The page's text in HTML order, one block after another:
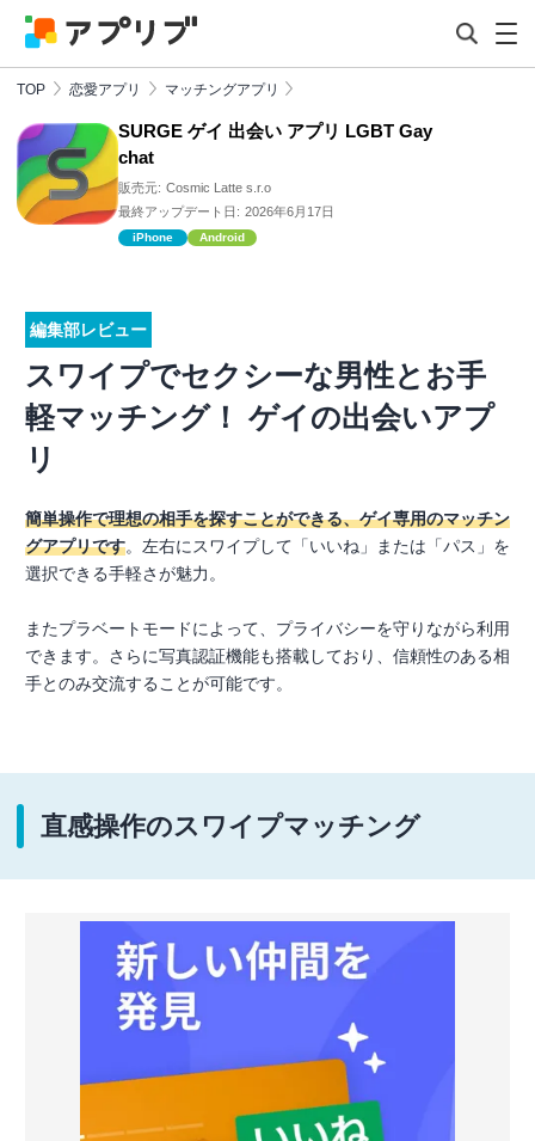
TOP 恋愛アプリ マッチングアプリ
SURGE ゲイ 出会い アプリ LGBT Gay
chat
販売元: Cosmic Latte s.r.o
最終アップデート日: 2026年6月17日
iPhone Android
編集部レビュー
スワイプでセクシーな男性とお手
軽マッチング！ ゲイの出会いアプ
リ
簡単操作で理想の相手を探すことができる、ゲイ専用のマッチン
グアプリです。左右にスワイプして「いいね」または「パス」を
選択できる手軽さが魅力。
またプラベートモードによって、プライバシーを守りながら利用
できます。さらに写真認証機能も搭載しており、信頼性のある相
手とのみ交流することが可能です。
直感操作のスワイプマッチング